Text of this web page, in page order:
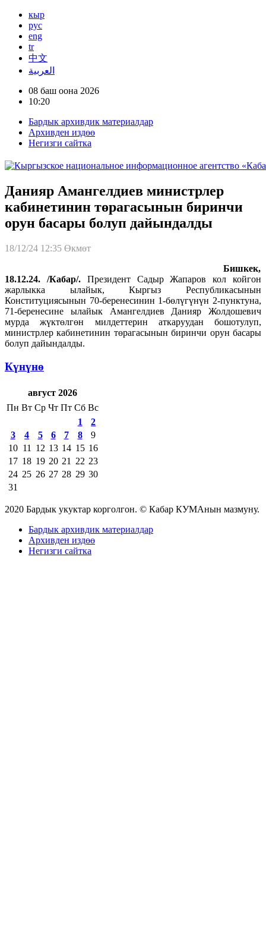
кыр
рус
eng
tr
中文
العربية
08 баш оона 2026
10:20
Бардык архивдик материалдар
Архивден издөө
Негизги сайтка
Данияр Амангелдиев министрлер
кабинетинин төрагасынын биринчи
орун басары болуп дайындалды
18/12/24 12:35 Өкмөт
Бишкек,
18.12.24. /Кабар/. Президент Садыр Жапаров кол койгон
жарлыкка ылайык, Кыргыз Республикасынын
Конституциясынын 70-беренесинин 1-бөлүгүнүн 2-пунктуна,
71-беренесине ылайык Амангелдиев Данияр Жолдошевич
мурда жүктөлгөн милдеттерин аткаруудан бошотулуп,
министрлер кабинетинин төрагасынын биринчи орун басары
болуп дайындалды.
Күнүнө
август 2026
Пн Вт Ср Чт Пт Сб Вс
1
2
3
4 5 6 7 8
9
10 11 12 13 14 15 16
17 18 19 20 21 22 23
24 25 26 27 28 29 30
31
2020 Бардык укуктар корголгон. © Кабар КУМАнын мазмуну.
Бардык архивдик материалдар
Архивден издөө
Негизги сайтка